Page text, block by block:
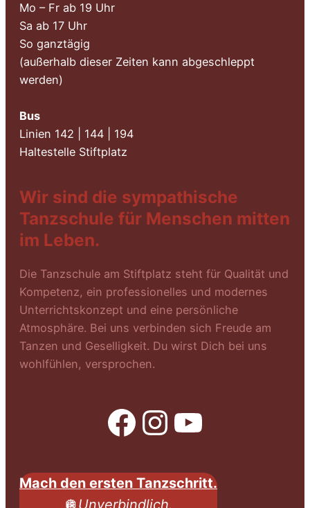
Mo – Fr ab 19 Uhr
Sa ab 17 Uhr
So ganztägig
(außerhalb dieser Zeiten kann abgeschleppt
werden)
Bus
Linien 142 | 144 | 194
Haltestelle Stiftplatz
Wir sind die sympathische
Tanzschule für Menschen mitten
im Leben.
Die Tanzschule am Stiftplatz steht für Qualität und
Kompetenz, ein professionelles und modernes
Unterrichtskonzept und eine persönliche
Atmosphäre. Bei uns verbinden sich Freude am
Tanzen und Geselligkeit. Du wirst Dich bei uns
wohlfühlen, versprochen.
Facebook InstagramYouTube
Mach den ersten Tanzschritt.
🪩Unverbindlich.